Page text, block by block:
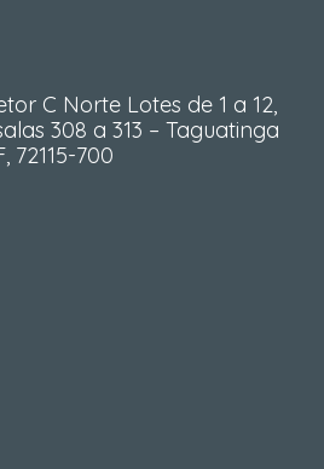
C Norte Lotes de 1 a 12,
308 a 313 – Taguatinga
72115-700